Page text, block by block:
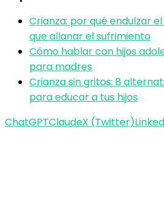
Crianza: por qué endulzar
que allanar el sufrimiento
Cómo hablar con hijos
para madres
Crianza sin gritos: 8
para educar a tus hijos
ChatGPTClaudeX (Twitter)